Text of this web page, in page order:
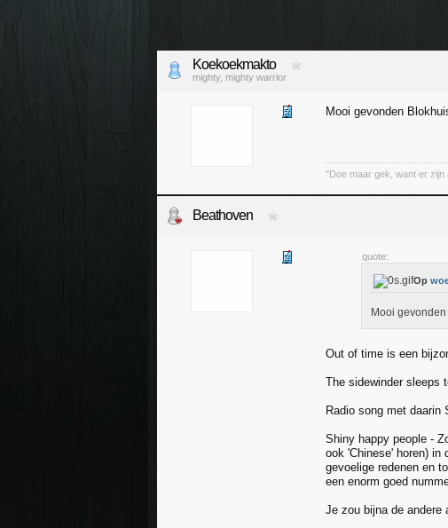
Koekoekmakto
mighty, mighty warrior
Mooi gevonden
"Doe maar gek, want er zijn
Beathoven
quote:
Op
Mooi
Out of time is een
The sidewinder sleeps
Radio song met daarin
Shiny happy people -
ook 'Chinese' horen)
gevoelige redenen en
een enorm goed
Je zou bijna de andere